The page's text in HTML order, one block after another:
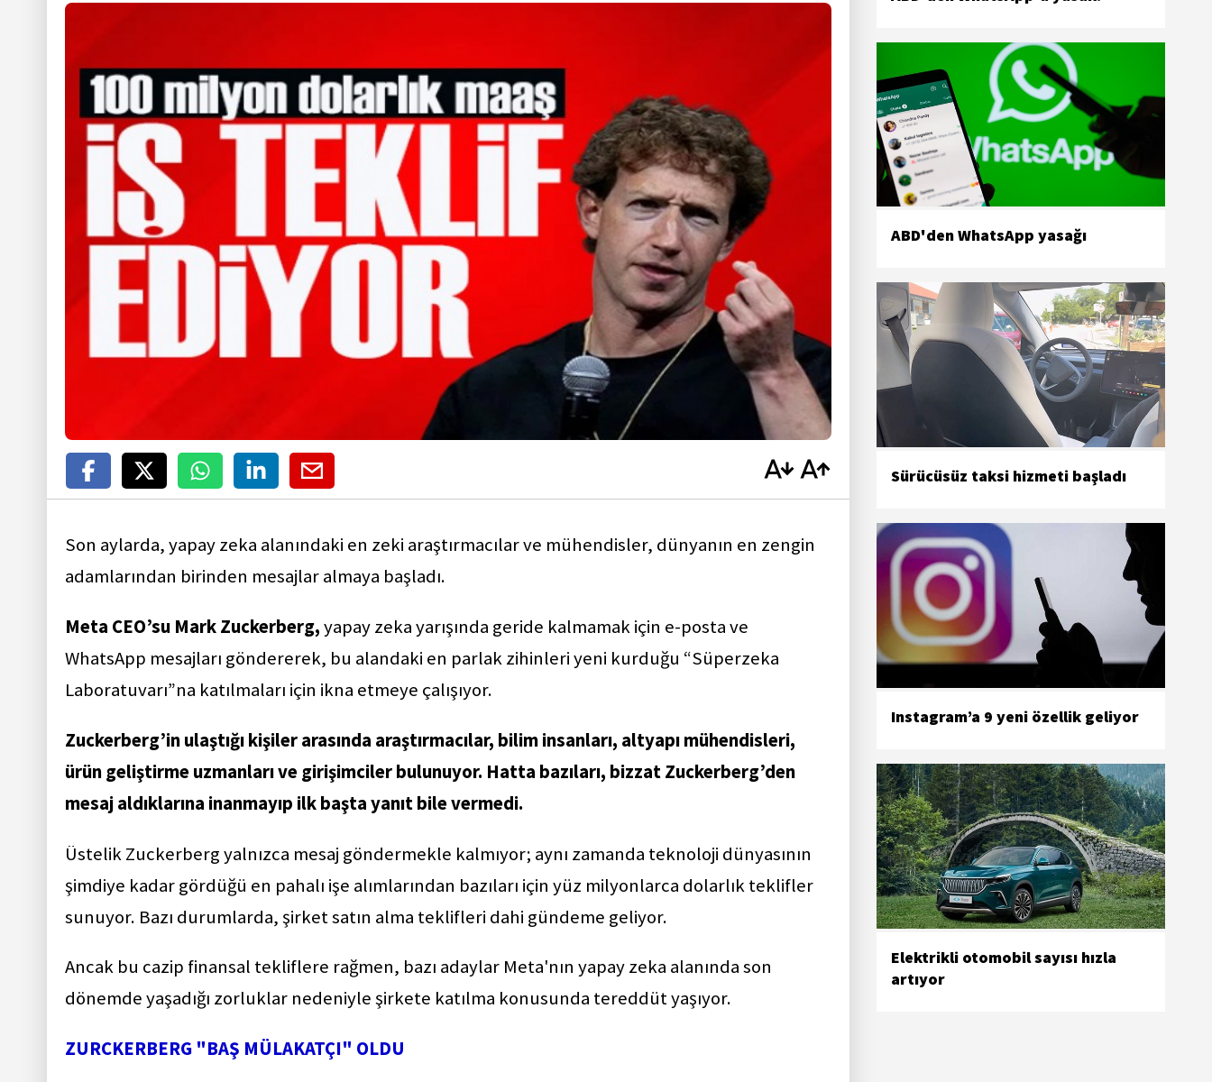
Son aylarda, yapay zeka alanındaki en zeki araştırmacılar ve mühendisler, dünyanın en zengin
adamlarından birinden mesajlar almaya başladı.
Meta CEO’su Mark Zuckerberg,yapay zeka yarışında geride kalmamak için e-posta ve
WhatsApp mesajları göndererek, bu alandaki en parlak zihinleri yeni kurduğu “Süperzeka
Laboratuvarı”na katılmaları için ikna etmeye çalışıyor.
Zuckerberg’in ulaştığı kişiler arasında araştırmacılar, bilim insanları, altyapı mühendisleri,
ürün geliştirme uzmanları ve girişimciler bulunuyor. Hatta bazıları, bizzat Zuckerberg’den
mesaj aldıklarına inanmayıp ilk başta yanıt bile vermedi.
Üstelik Zuckerberg yalnızca mesaj göndermekle kalmıyor; aynı zamanda teknoloji dünyasının
şimdiye kadar gördüğü en pahalı işe alımlarından bazıları için yüz milyonlarca dolarlık teklifler
sunuyor. Bazı durumlarda, şirket satın alma teklifleri dahi gündeme geliyor.
Ancak bu cazip finansal tekliflere rağmen, bazı adaylar Meta'nın yapay zeka alanında son
dönemde yaşadığı zorluklar nedeniyle şirkete katılma konusunda tereddüt yaşıyor.
ZURCKERBERG "BAŞ MÜLAKATÇI" OLDU
ABD'den WhatsApp yasağı
Sürücüsüz taksi hizmeti başladı
Instagram’a 9 yeni özellik geliyor
Elektrikli otomobil sayısı hızla
artıyor